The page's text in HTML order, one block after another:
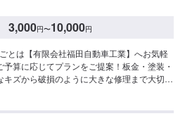
3,000円〜10,000円
とは【有限会社福田自動車工業】へお気軽
算に応じてプランをご提案！板金・塗装・
ズから破損のように大きな修理まで大切な
ますので、お気軽にお問い合わせ下さい。